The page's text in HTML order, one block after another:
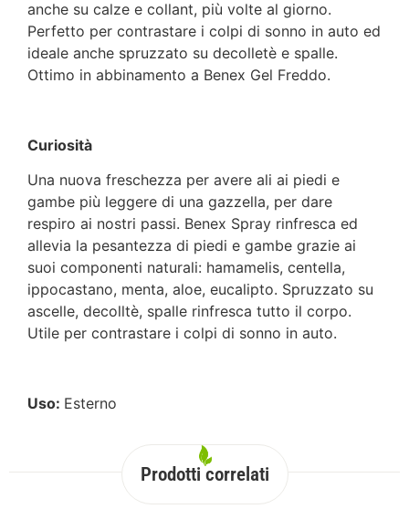
anche su calze e collant, più volte al giorno.
Perfetto per contrastare i colpi di sonno in auto ed
ideale anche spruzzato su decolletè e spalle.
Ottimo in abbinamento a Benex Gel Freddo.
Curiosità
Una nuova freschezza per avere ali ai piedi e
gambe più leggere di una gazzella, per dare
respiro ai nostri passi. Benex Spray rinfresca ed
allevia la pesantezza di piedi e gambe grazie ai
suoi componenti naturali: hamamelis, centella,
ippocastano, menta, aloe, eucalipto. Spruzzato su
ascelle, decolltè, spalle rinfresca tutto il corpo.
Utile per contrastare i colpi di sonno in auto.
Uso: Esterno
Prodotti correlati